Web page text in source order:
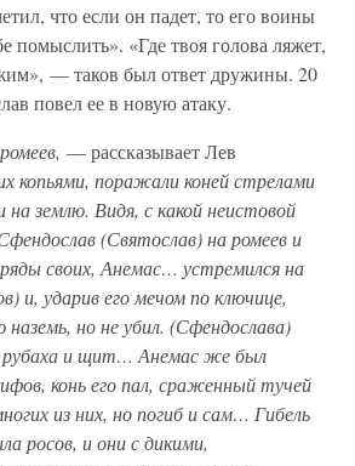
что если он падет, то его воины
помыслить». «Где твоя голова ляжет,
— таков был ответ дружины. 20
повел ее в новую атаку.
— рассказывает Лев
копьями, поражали коней стрелами
на землю. Видя, с какой неистовой
(Святослав) на ромеев и
своих, Анемас… устремился на
и, ударив его мечом по ключице,
наземь, но не убил. (Сфендослава)
рубаха и щит… Анемас же был
конь его пал, сраженный тучей
из них, но погиб и сам… Гибель
росов, и они с дикими,